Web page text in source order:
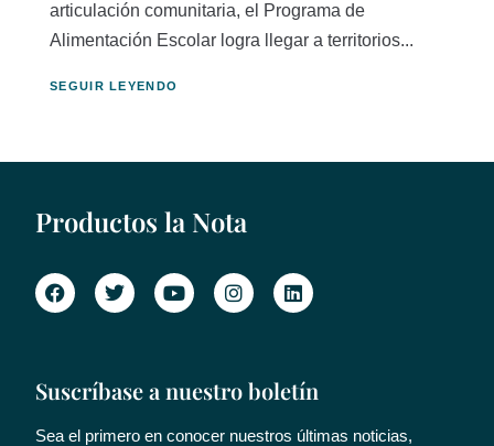
articulación comunitaria, el Programa de
Alimentación Escolar logra llegar a territorios...
SEGUIR LEYENDO
Productos la Nota
Suscríbase a nuestro boletín
Sea el primero en conocer nuestros últimas noticias,